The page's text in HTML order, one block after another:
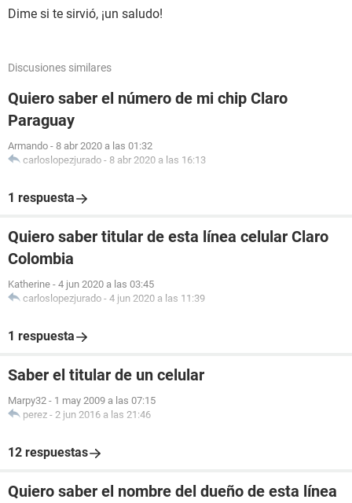
Dime si te sirvió, ¡un saludo!
Discusiones similares
Quiero saber el número de mi chip Claro
Paraguay
Armando - 8 abr 2020 a las 01:32
carloslopezjurado - 8 abr 2020 a las 16:13
1 respuesta
Quiero saber titular de esta línea celular Claro
Colombia
Katherine - 4 jun 2020 a las 03:45
carloslopezjurado - 4 jun 2020 a las 11:39
1 respuesta
Saber el titular de un celular
Marpy32 - 1 may 2009 a las 07:15
perez - 2 jun 2016 a las 21:46
12 respuestas
Quiero saber el nombre del dueño de esta línea